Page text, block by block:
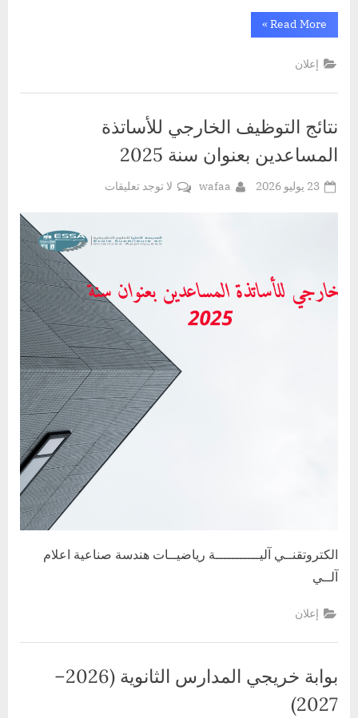
Read More“**حوّل
فكرتك
مع
»
إعلان
نتائج التوظيف الخارجي للأساتذة
المساعدين بعنوان سنة 2025
Posted
23 يوليو 2026 By
wafaa لا توجد تعليقاتعلى
الخارجي
للأساتذة
المساعدين
بعنوان
سنة
2025
الكتروتقنــي آليـــــــــــة رياضيــات هندسة صناعية اعلام
آلــي
إعلان
بوابة خريجي المدارس الثانوية (2026–
2027)